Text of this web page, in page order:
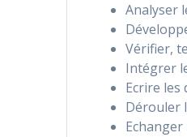
Analyser
Vérifier,
Intégrer
Ecrire les
Dérouler